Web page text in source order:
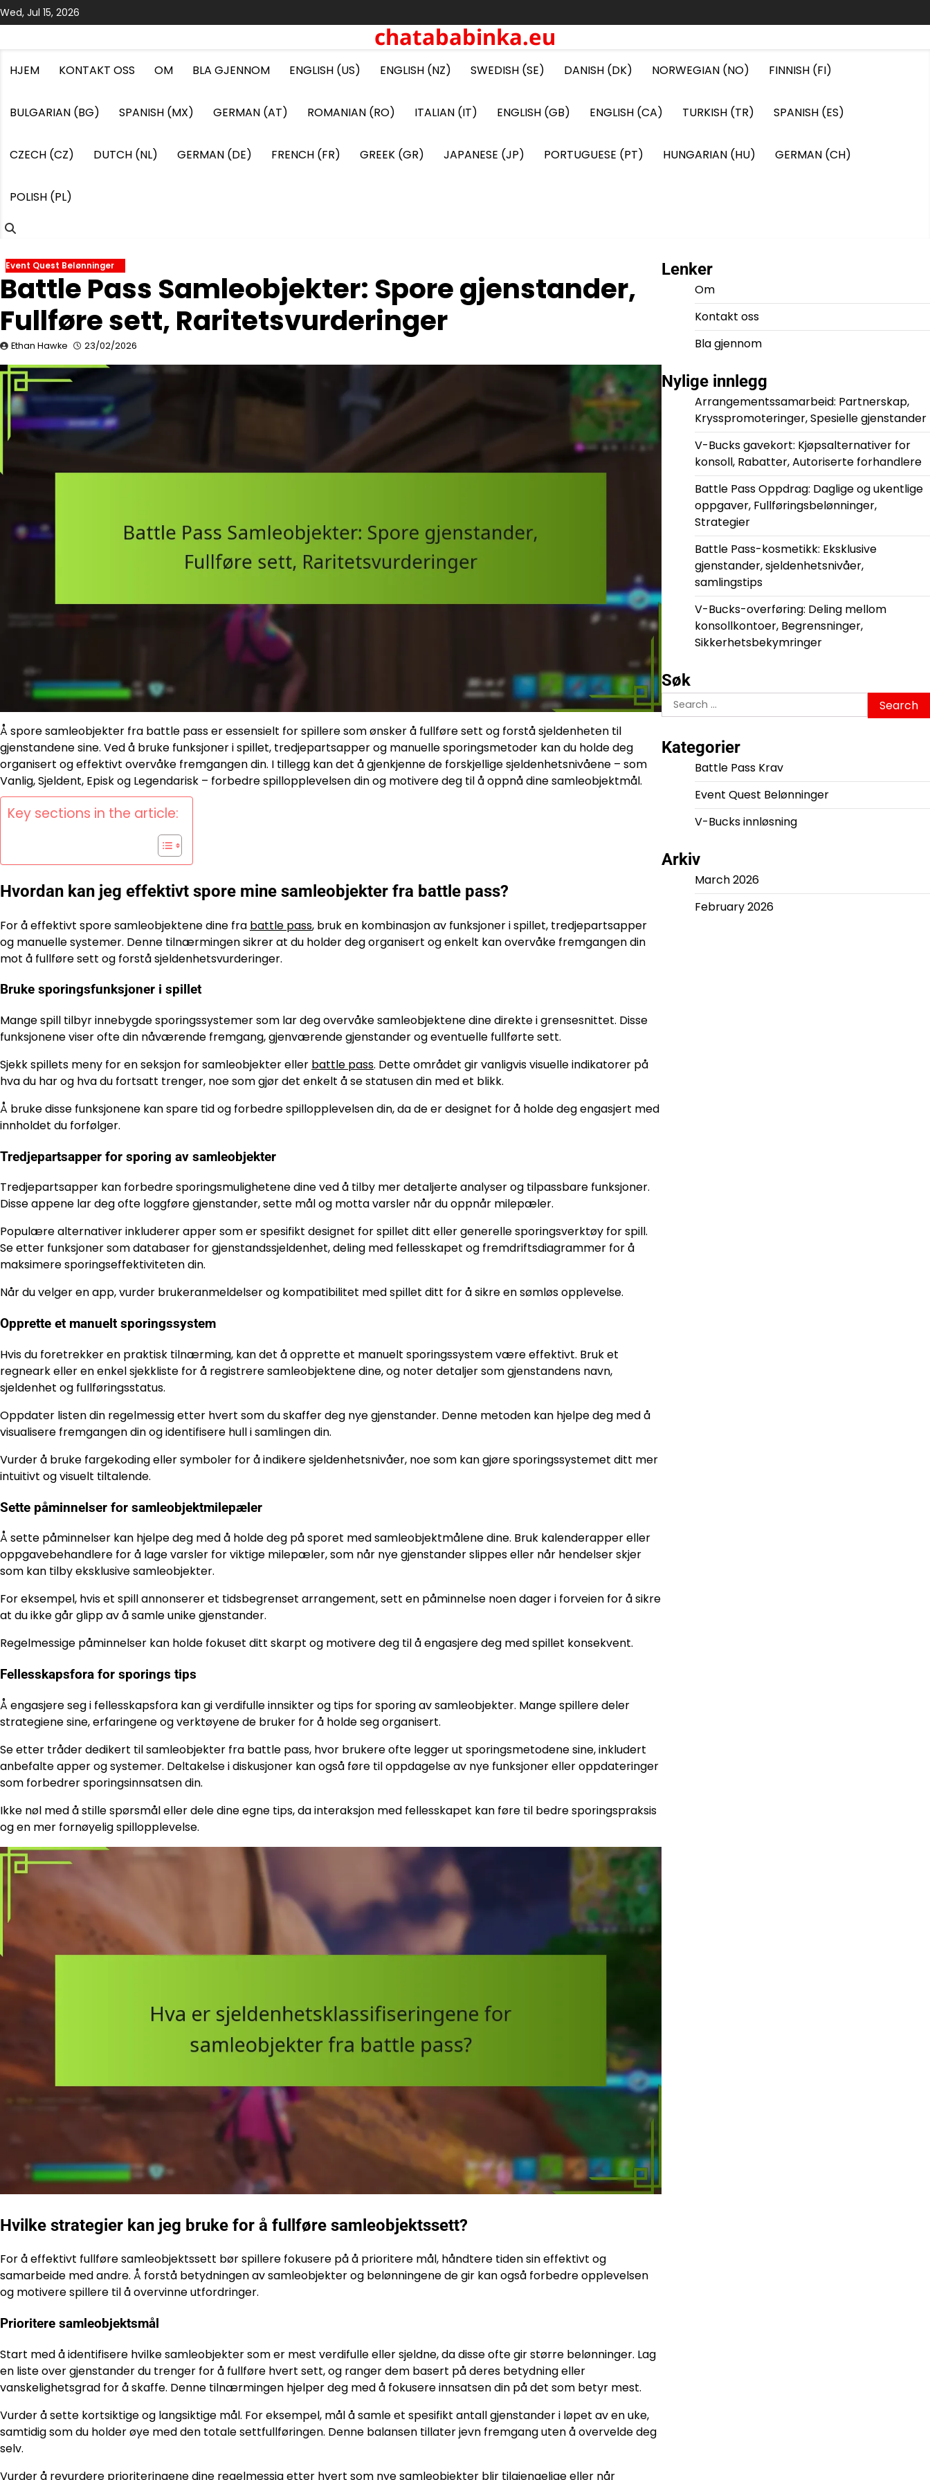
Skip
to
Wed, Jul 15, 2026
chatababinka.eu
HJEM KONTAKT OSS OM BLA GJENNOM ENGLISH (US) ENGLISH (NZ) SWEDISH (SE) DANISH (DK) NORWEGIAN (NO) FINNISH (FI)
BULGARIAN (BG) SPANISH (MX) GERMAN (AT) ROMANIAN (RO) ITALIAN (IT) ENGLISH (GB) ENGLISH (CA) TURKISH (TR) SPANISH (ES)
CZECH (CZ) DUTCH (NL) GERMAN (DE) FRENCH (FR) GREEK (GR) JAPANESE (JP) PORTUGUESE (PT) HUNGARIAN (HU) GERMAN (CH)
POLISH (PL)
Event Quest Belønninger
Battle Pass Samleobjekter: Spore gjenstander,
Fullføre sett, Raritetsvurderinger
Ethan Hawke 23/02/2026
Å spore samleobjekter fra battle pass er essensielt for spillere som ønsker å fullføre sett og forstå sjeldenheten til
gjenstandene sine. Ved å bruke funksjoner i spillet, tredjepartsapper og manuelle sporingsmetoder kan du holde deg
organisert og effektivt overvåke fremgangen din. I tillegg kan det å gjenkjenne de forskjellige sjeldenhetsnivåene – som
Vanlig, Sjeldent, Episk og Legendarisk – forbedre spillopplevelsen din og motivere deg til å oppnå dine samleobjektmål.
Key sections in the article:
Hvordan kan jeg effektivt spore mine samleobjekter fra battle pass?
For å effektivt spore samleobjektene dine fra battle pass, bruk en kombinasjon av funksjoner i spillet, tredjepartsapper
og manuelle systemer. Denne tilnærmingen sikrer at du holder deg organisert og enkelt kan overvåke fremgangen din
mot å fullføre sett og forstå sjeldenhetsvurderinger.
Bruke sporingsfunksjoner i spillet
Mange spill tilbyr innebygde sporingssystemer som lar deg overvåke samleobjektene dine direkte i grensesnittet. Disse
funksjonene viser ofte din nåværende fremgang, gjenværende gjenstander og eventuelle fullførte sett.
Sjekk spillets meny for en seksjon for samleobjekter eller battle pass. Dette området gir vanligvis visuelle indikatorer på
hva du har og hva du fortsatt trenger, noe som gjør det enkelt å se statusen din med et blikk.
Å bruke disse funksjonene kan spare tid og forbedre spillopplevelsen din, da de er designet for å holde deg engasjert med
innholdet du forfølger.
Tredjepartsapper for sporing av samleobjekter
Tredjepartsapper kan forbedre sporingsmulighetene dine ved å tilby mer detaljerte analyser og tilpassbare funksjoner.
Disse appene lar deg ofte loggføre gjenstander, sette mål og motta varsler når du oppnår milepæler.
Populære alternativer inkluderer apper som er spesifikt designet for spillet ditt eller generelle sporingsverktøy for spill.
Se etter funksjoner som databaser for gjenstandssjeldenhet, deling med fellesskapet og fremdriftsdiagrammer for å
maksimere sporingseffektiviteten din.
Når du velger en app, vurder brukeranmeldelser og kompatibilitet med spillet ditt for å sikre en sømløs opplevelse.
Opprette et manuelt sporingssystem
Hvis du foretrekker en praktisk tilnærming, kan det å opprette et manuelt sporingssystem være effektivt. Bruk et
regneark eller en enkel sjekkliste for å registrere samleobjektene dine, og noter detaljer som gjenstandens navn,
sjeldenhet og fullføringsstatus.
Oppdater listen din regelmessig etter hvert som du skaffer deg nye gjenstander. Denne metoden kan hjelpe deg med å
visualisere fremgangen din og identifisere hull i samlingen din.
Vurder å bruke fargekoding eller symboler for å indikere sjeldenhetsnivåer, noe som kan gjøre sporingssystemet ditt mer
intuitivt og visuelt tiltalende.
Sette påminnelser for samleobjektmilepæler
Å sette påminnelser kan hjelpe deg med å holde deg på sporet med samleobjektmålene dine. Bruk kalenderapper eller
oppgavebehandlere for å lage varsler for viktige milepæler, som når nye gjenstander slippes eller når hendelser skjer
som kan tilby eksklusive samleobjekter.
For eksempel, hvis et spill annonserer et tidsbegrenset arrangement, sett en påminnelse noen dager i forveien for å sikre
at du ikke går glipp av å samle unike gjenstander.
Regelmessige påminnelser kan holde fokuset ditt skarpt og motivere deg til å engasjere deg med spillet konsekvent.
Fellesskapsfora for sporings tips
Å engasjere seg i fellesskapsfora kan gi verdifulle innsikter og tips for sporing av samleobjekter. Mange spillere deler
strategiene sine, erfaringene og verktøyene de bruker for å holde seg organisert.
Se etter tråder dedikert til samleobjekter fra battle pass, hvor brukere ofte legger ut sporingsmetodene sine, inkludert
anbefalte apper og systemer. Deltakelse i diskusjoner kan også føre til oppdagelse av nye funksjoner eller oppdateringer
som forbedrer sporingsinnsatsen din.
Ikke nøl med å stille spørsmål eller dele dine egne tips, da interaksjon med fellesskapet kan føre til bedre sporingspraksis
og en mer fornøyelig spillopplevelse.
Hvilke strategier kan jeg bruke for å fullføre samleobjektssett?
For å effektivt fullføre samleobjektssett bør spillere fokusere på å prioritere mål, håndtere tiden sin effektivt og
samarbeide med andre. Å forstå betydningen av samleobjekter og belønningene de gir kan også forbedre opplevelsen
og motivere spillere til å overvinne utfordringer.
Prioritere samleobjektsmål
Start med å identifisere hvilke samleobjekter som er mest verdifulle eller sjeldne, da disse ofte gir større belønninger. Lag
en liste over gjenstander du trenger for å fullføre hvert sett, og ranger dem basert på deres betydning eller
vanskelighetsgrad for å skaffe. Denne tilnærmingen hjelper deg med å fokusere innsatsen din på det som betyr mest.
Vurder å sette kortsiktige og langsiktige mål. For eksempel, mål å samle et spesifikt antall gjenstander i løpet av en uke,
samtidig som du holder øye med den totale settfullføringen. Denne balansen tillater jevn fremgang uten å overvelde deg
selv.
Vurder å revurdere prioriteringene dine regelmessig etter hvert som nye samleobjekter blir tilgjengelige eller når
Lenker
Om
Kontakt oss
Bla gjennom
Nylige innlegg
Arrangementssamarbeid: Partnerskap,
Krysspromoteringer, Spesielle gjenstander
V-Bucks gavekort: Kjøpsalternativer for
konsoll, Rabatter, Autoriserte forhandlere
Battle Pass Oppdrag: Daglige og ukentlige
oppgaver, Fullføringsbelønninger,
Strategier
Battle Pass-kosmetikk: Eksklusive
gjenstander, sjeldenhetsnivåer,
samlingstips
V-Bucks-overføring: Deling mellom
konsollkontoer, Begrensninger,
Sikkerhetsbekymringer
Søk
Search
for:
Kategorier
Battle Pass Krav
Event Quest Belønninger
V-Bucks innløsning
Arkiv
March 2026
February 2026